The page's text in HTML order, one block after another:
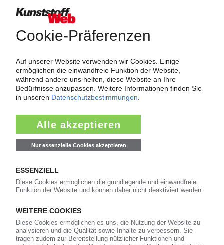
Fragen und Antworten: Was Kunst­stoff­verarbeiter wissen müssen,
wenn der Lieferant nicht mehr liefert – Informationen zum
Themenkomplex Force Majeure, Corona und Kunststoff-
Preisentwicklung sowie Tipps für die Praxis.
Über das KunststoffWeb